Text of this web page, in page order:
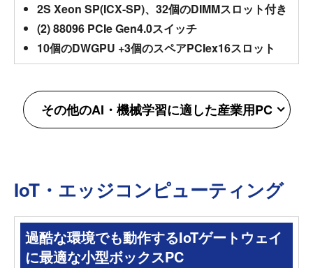
2S Xeon SP(ICX-SP)、32個のDIMMスロット付き
(2) 88096 PCIe Gen4.0スイッチ
10個のDWGPU +3個のスペアPCIex16スロット
その他のAI・機械学習に適した産業用PC
IoT・エッジコンピューティング
過酷な環境でも動作するIoTゲートウェイ
に最適な小型ボックスPC